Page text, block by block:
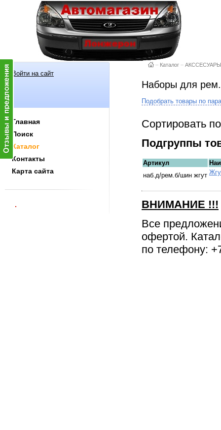
Войти на сайт
Главная
Поиск
Каталог
Контакты
Карта сайта
– Каталог – АКССЕСУАРЫ
Наборы для
Подобрать товары по
Сортировать
Подгруппы
Артикул
наб.д/рем.б/шин жгут
ВНИМАНИЕ !!!
Все
офертой.
по телефону: